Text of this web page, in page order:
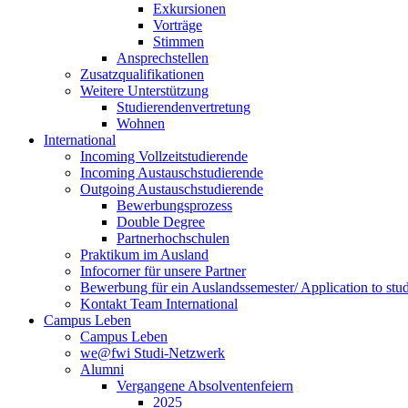
Exkursionen
Vorträge
Stimmen
Ansprechstellen
Zusatzqualifikationen
Weitere Unterstützung
Studierendenvertretung
Wohnen
International
Incoming Vollzeitstudierende
Incoming Austauschstudierende
Outgoing Austauschstudierende
Bewerbungsprozess
Double Degree
Partnerhochschulen
Praktikum im Ausland
Infocorner für unsere Partner
Bewerbung für ein Auslandssemester/ Application to
Kontakt Team International
Campus Leben
Campus Leben
we@fwi Studi-Netzwerk
Alumni
Vergangene Absolventenfeiern
2025